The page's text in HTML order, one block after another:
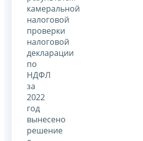
камеральной
налоговой
проверки
налоговой
декларации
по
НДФЛ
за
2022
год
вынесено
решение